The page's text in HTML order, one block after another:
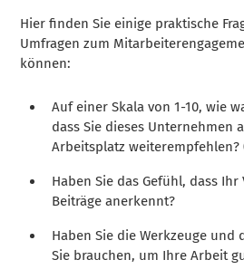
Hier finden Sie einige praktische
Umfragen zum
können:
Auf einer Skala von 1-10, wie
dass Sie dieses Unternehmen
Arbeitsplatz weiterempfehlen?
Haben Sie das Gefühl, dass
Beiträge anerkennt?
Haben Sie die Werkzeuge
Sie brauchen, um Ihre Arbeit